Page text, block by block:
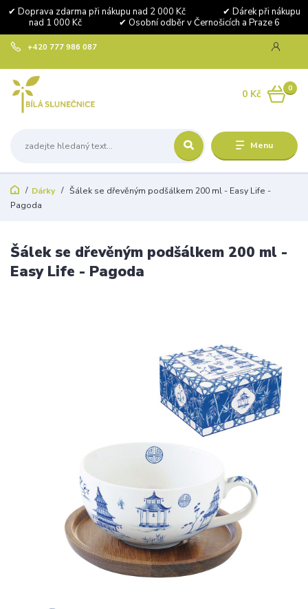
✔ Doprava zdarma při nákupu nad 2 000 Kč ✔ Dárek při nákupu
nad 1 000 Kč ✔ Osobní odběr v Černošicích a Praze 6
Menu
+420 777 986 087
0
0 Kč
Dárky
Šálek se dřevěným podšálkem 200 ml - Easy Life -
Pagoda
Šálek se dřevěným podšálkem 200 ml -
Easy Life - Pagoda